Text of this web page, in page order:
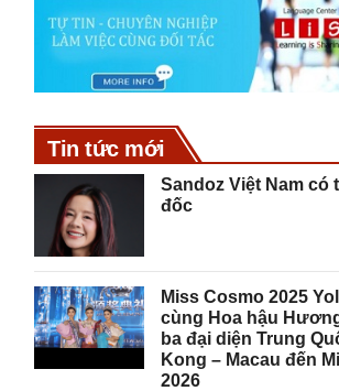
Tin tức mới
Sandoz Việt Nam có
đốc
Miss Cosmo 2025
cùng Hoa hậu
ba đại diện Trung
Kong – Macau đến
2026